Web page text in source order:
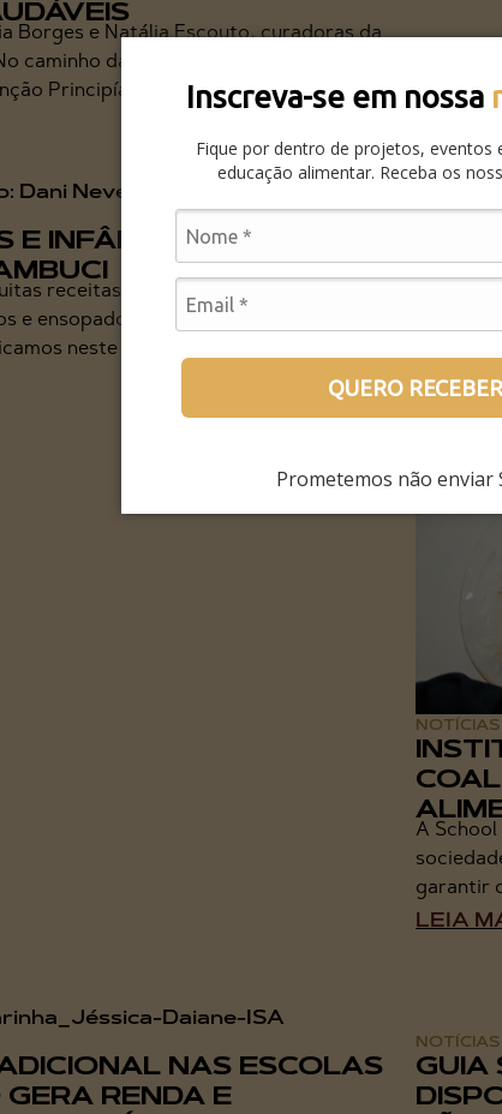
Inscreva-se em nossa
Fique por dentro de projetos, eventos
educação alimentar. Receba os
QUERO RECEBER
Prometemos não enviar
Borges e Natália Escouto, curadoras da
caminho da luz, todo mundo é preto.”
Principía, de Emicida,...
E INFÂNCIAS:
receitas pelo Brasil afora, desde
e ensopados diversos. Ele é um fruto
neste artigo...
NOTÍCIAS
A
garantir
LEIA
NAS ESCOLAS
GERA RENDA E
NOTÍCIAS
GUIA